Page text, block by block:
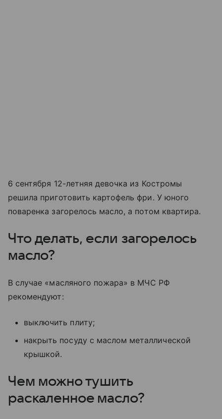
6 сентября 12-летняя девочка из Костромы
решила приготовить картофель фри. У юного
поваренка загорелось масло, а потом квартира.
Что делать, если загорелось
масло?
В случае «масляного пожара» в МЧС РФ
рекомендуют:
выключить плиту;
накрыть посуду с маслом металлической
крышкой.
Чем можно тушить
раскаленное масло?